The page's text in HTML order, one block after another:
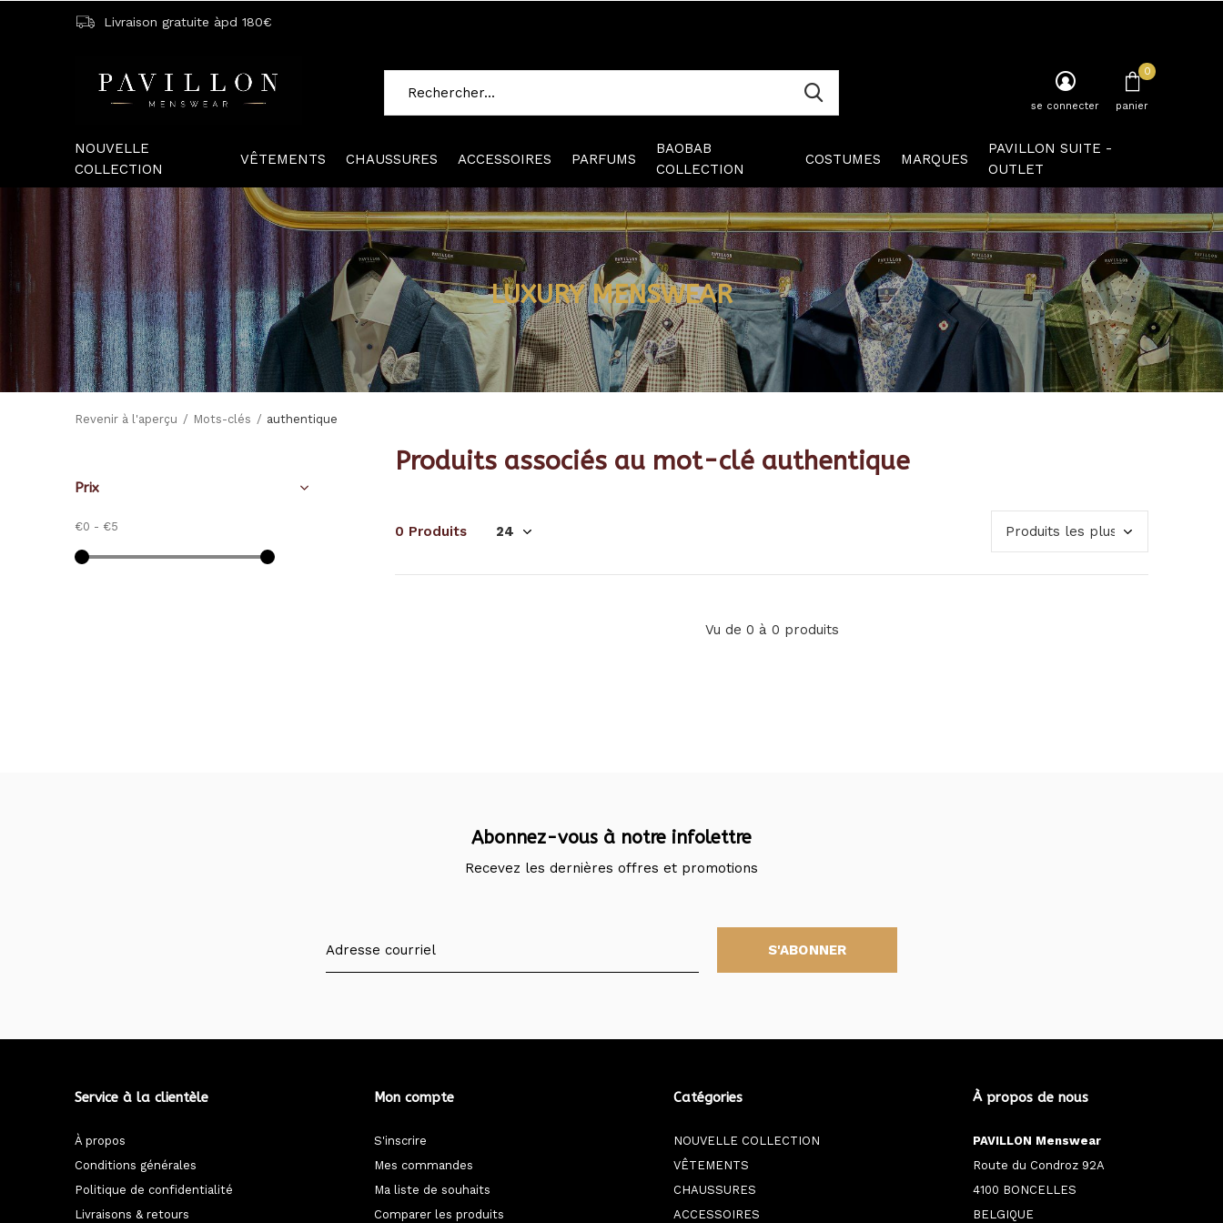
NOUVELLE
COLLECTION
VÊTEMENTS CHAUSSURES ACCESSOIRES PARFUMS
BAOBAB
COLLECTION
COSTUMES MARQUES
PAVILLON SUITE -
OUTLET
se connecter panier
0
Livraison gratuite àpd 180€
LUXURY MENSWEAR
Revenir à l'aperçu Mots-clés authentique
Produits associés au mot-clé authentique
0 Produits
Vu de 0 à 0 produits
Prix
€0 - €5
Abonnez-vous à notre infolettre
Recevez les dernières offres et promotions
S'ABONNER
Service à la clientèle
À propos
Conditions générales
Politique de confidentialité
Livraisons & retours
Mon compte
S'inscrire
Mes commandes
Ma liste de souhaits
Comparer les produits
Catégories
NOUVELLE COLLECTION
VÊTEMENTS
CHAUSSURES
ACCESSOIRES
À propos de nous
PAVILLON Menswear
Route du Condroz 92A
4100 BONCELLES
BELGIQUE